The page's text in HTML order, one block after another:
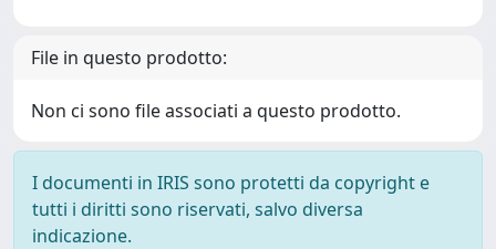
File in questo prodotto:
Non ci sono file associati a questo prodotto.
I documenti in IRIS sono protetti da copyright e
tutti i diritti sono riservati, salvo diversa
indicazione.